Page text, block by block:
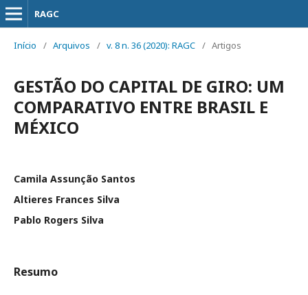
RAGC
Início / Arquivos / v. 8 n. 36 (2020): RAGC / Artigos
GESTÃO DO CAPITAL DE GIRO: UM
COMPARATIVO ENTRE BRASIL E
MÉXICO
Camila Assunção Santos
Altieres Frances Silva
Pablo Rogers Silva
Resumo